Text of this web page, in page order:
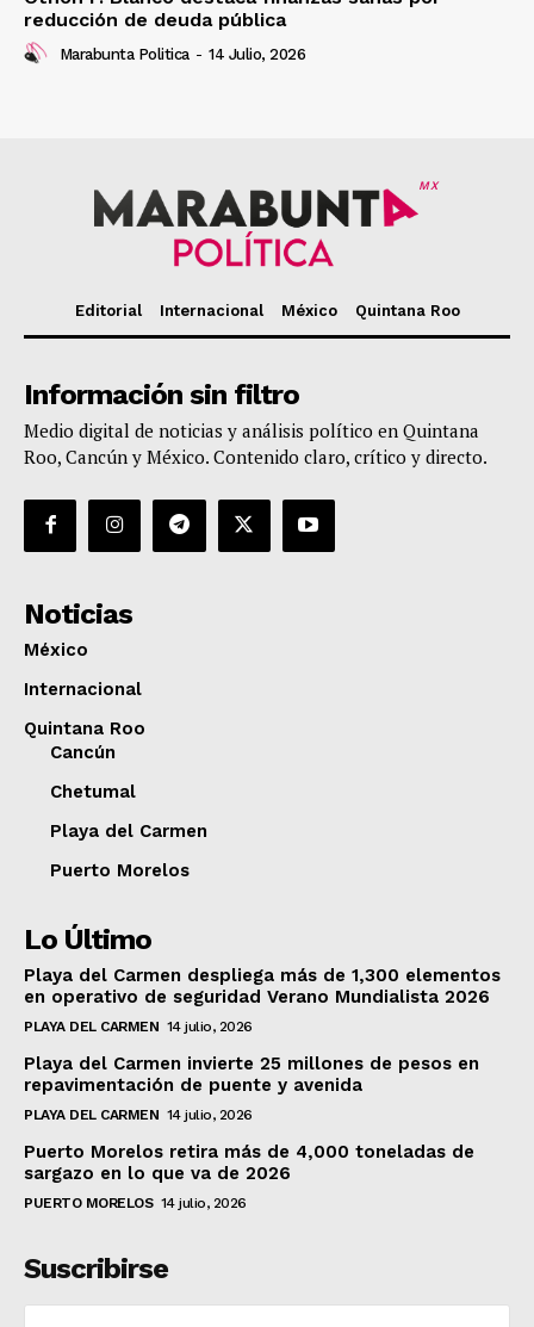
reducción de deuda pública
Marabunta Politica - 14 Julio, 2026
MX
Editorial Internacional México Quintana Roo
Información sin filtro
Medio digital de noticias y análisis político en Quintana
Roo, Cancún y México. Contenido claro, crítico y directo.
Noticias
México
Internacional
Quintana Roo
Cancún
Chetumal
Playa del Carmen
Puerto Morelos
Lo Último
Playa del Carmen despliega más de 1,300 elementos
en operativo de seguridad Verano Mundialista 2026
PLAYA DEL CARMEN 14 julio, 2026
Playa del Carmen invierte 25 millones de pesos en
repavimentación de puente y avenida
PLAYA DEL CARMEN 14 julio, 2026
Puerto Morelos retira más de 4,000 toneladas de
sargazo en lo que va de 2026
PUERTO MORELOS 14 julio, 2026
Suscribirse